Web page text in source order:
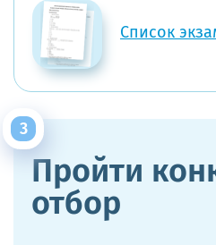
Список
Пройти
отбор